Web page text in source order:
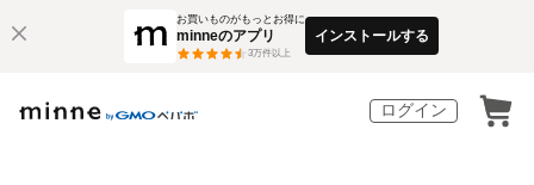
お買いものがもっとお得に
minneのアプリ
3万件以上
インストールする
ログイン